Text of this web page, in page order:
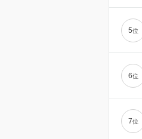
5位
6位
7位